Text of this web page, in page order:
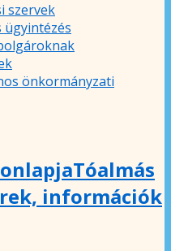
szervek
ügyintézés
önkormányzati
Tóalmás
információk